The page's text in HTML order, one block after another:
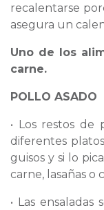
recalentarse
asegura un
Uno de los
carne.
POLLO ASADO
• Los restos de
diferentes
guisos y si lo
carne, lasañas o
• Las